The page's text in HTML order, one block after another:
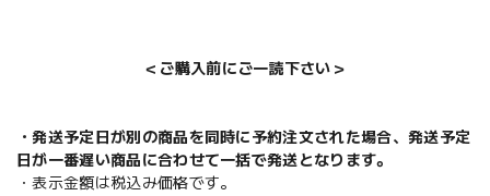
＜ご購入前にご一読下さい＞
・発送予定日が別の商品を同時に予約注文された場合、発送予定
日が一番遅い商品に合わせて一括で発送となります。
・表示金額は税込み価格です。